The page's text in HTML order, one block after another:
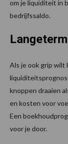
om je liquiditeit in
bedrijfssaldo.
Als je ook grip wilt
knoppen draaien
en kosten voor
Een
voor je door.